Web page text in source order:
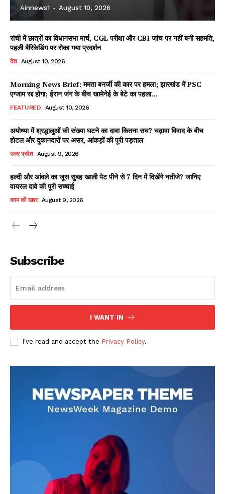
Facebook
X WhatsApp
Share
Read Latest News on AIN
NEWS 1 App
AIN NEWS 1
Contact Us
Privacy Policy
Ainnews1 - August 10, 2026
रांची में छात्रों का विधानसभा मार्च, CGL परीक्षा और CBI जांच पर नहीं बनी सहमति,
पहली बैरिकेडिंग पर रोका गया प्रदर्शन
देश August 10, 2026
Morning News Brief: ममता बनर्जी की कार पर हमला; झारखंड में PSC
एग्जाम रद्द होगा; ईरान जंग के बीच खामेनेई के बेटे का पहला...
FEATURED August 10, 2026
अयोध्या में श्रद्धालुओं की संख्या घटने का दावा कितना सच? चढ़ावा विवाद के बीच
होटल और दुकानदारों पर असर, आंकड़ों की पूरी पड़ताल
उत्तर प्रदेश August 9, 2026
हल्दी और आंवले का जूस सुबह खाली पेट पीने से 7 दिन में दिखेंगे नतीजे? जानिए
वायरल दावे की पूरी सच्चाई
काम की खबर August 9, 2026
Subscribe
I WANT IN
I've read and accept the Privacy Policy.